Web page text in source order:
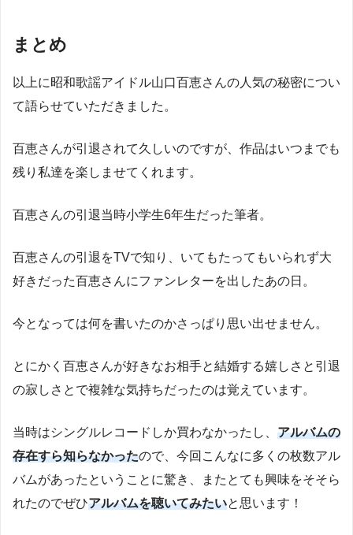
まとめ
以上に昭和歌謡アイドル山口百恵さんの人気の秘密につい
て語らせていただきました。
百恵さんが引退されて久しいのですが、作品はいつまでも
残り私達を楽しませてくれます。
百恵さんの引退当時小学生6年生だった筆者。
百恵さんの引退をTVで知り、いてもたってもいられず大
好きだった百恵さんにファンレターを出したあの日。
今となっては何を書いたのかさっぱり思い出せません。
とにかく百恵さんが好きなお相手と結婚する嬉しさと引退
の寂しさとで複雑な気持ちだったのは覚えています。
当時はシングルレコードしか買わなかったし、 アルバムの
存在すら知らなかったので、今回こんなに多くの枚数アル
バムがあったということに驚き、またとても興味をそそら
れたのでぜひアルバムを聴いてみたいと思います！